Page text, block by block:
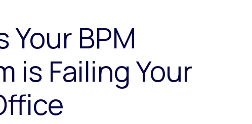
Your BPM
is Failing Your